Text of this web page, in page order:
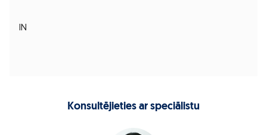
IN
Konsultējieties ar speciālistu